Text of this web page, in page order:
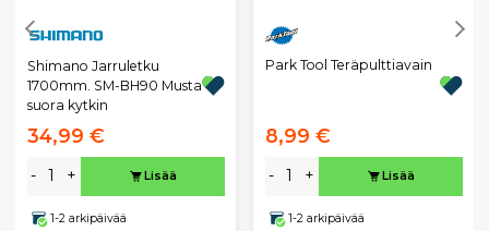
Shimano Jarruletku
1700mm. SM-BH90 Musta
suora kytkin
34,99 €
- + Lisää
1-2 arkipäivää
Park Tool Teräpulttiavain
8,99 €
- + Lisää
1-2 arkipäivää